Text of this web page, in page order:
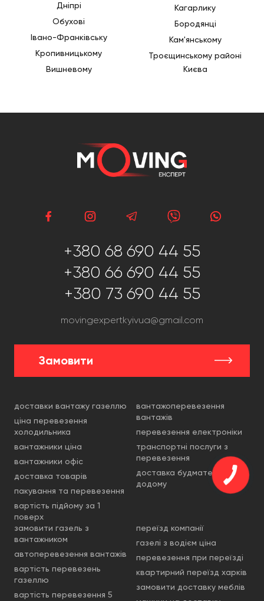
Дніпрі
Обухові
Івано-Франківську
Кропивницькому
Вишневому
Кагарлику
Бородянці
Кам'янському
Троєщинському районі
Києва
+380 68 690 44 55
+380 66 690 44 55
+380 73 690 44 55
movingexpertkyivua@gmail.com
Замовити
доставки вантажу газеллю
ціна перевезення
холодильника
вантажники ціна
вантажники офіс
доставка товарів
пакування та перевезення
вартість підйому за 1
поверх
вантажоперевезення
вантажів
перевезення електроніки
транспортні послуги з
перевезення
доставка будматеріалів
додому
замовити газель з
вантажником
автоперевезення вантажів
вартість перевезень
газеллю
вартість перевезення 5
переїзд компанії
газелі з водієм ціна
перевезення при переїзді
квартирний переїзд харків
замовити доставку меблів